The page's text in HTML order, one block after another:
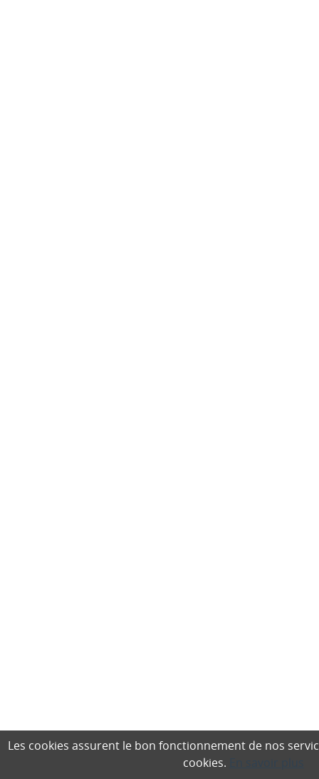
Les cookies assurent le bon fonctionnement de nos
cookies.